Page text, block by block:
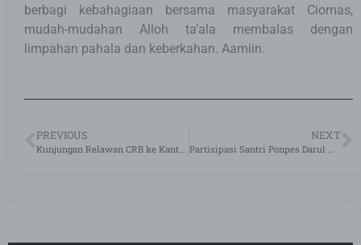
berbagi kebahagiaan bersama masyarakat Ciomas,
mudah-mudahan Alloh ta’ala membalas dengan
limpahan pahala dan keberkahan. Aamiin.
PREVIOUS NEXT